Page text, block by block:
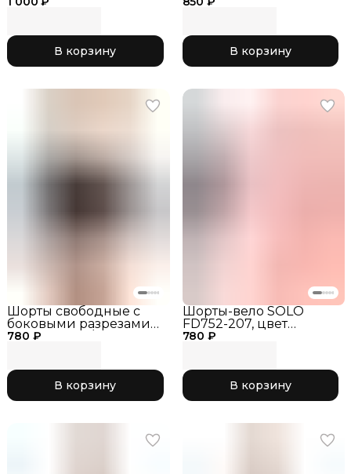
В корзину В корзину
780 ₽
Шорты свободные с
боковыми разрезами
SOLO RG763/2-110
В корзину
780 ₽
Шорты-вело SOLO
FD752-207, цвет
Черные, размер_28,
тренировочные шорты
РГ, одежда для
гимнастики
В корзину